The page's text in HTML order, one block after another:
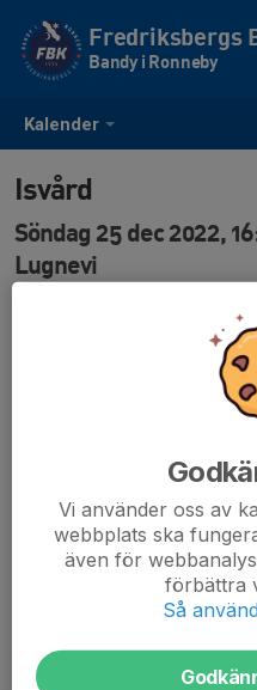
Kalender
Fredriksbergs
Bandy i Ronneby
Isvård
Söndag 25 dec 2022,
Lugnevi
Vi använder oss av
webbplats ska
även för
förbättra
Så